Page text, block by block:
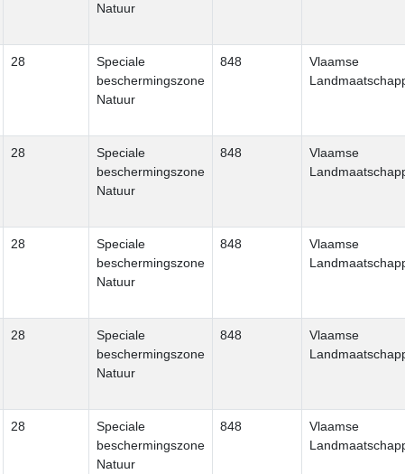
Natuur
28
Speciale
beschermingszone
Natuur
848
Vlaamse
28
Speciale
beschermingszone
Natuur
848
Vlaamse
28
Speciale
beschermingszone
Natuur
848
Vlaamse
28
Speciale
beschermingszone
Natuur
848
Vlaamse
28
Speciale
beschermingszone
Natuur
848
Vlaamse